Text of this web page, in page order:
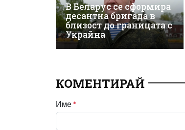
В Беларус се сформира
десантна бригада в
близост до границата с
Украйна
КОМЕНТИРАЙ
Име *